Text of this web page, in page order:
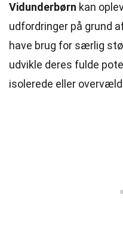
Vidunderbørn kan
udfordringer på grund
have brug for særlig
udvikle deres fulde
isolerede eller